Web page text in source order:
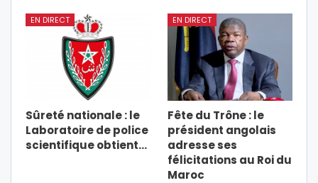
EN DIRECT
Sûreté nationale : le
Laboratoire de police
scientifique obtient…
EN DIRECT
Fête du Trône : le
président angolais
adresse ses
félicitations au Roi du
Maroc